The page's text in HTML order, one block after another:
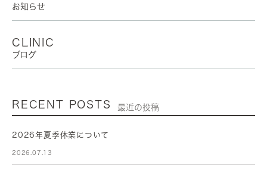
お知らせ
CLINIC
ブログ
RECENT POSTS 最近の投稿
2026年夏季休業について
2026.07.13